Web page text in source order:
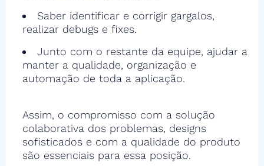
Saber identificar e corrigir gargalos,
realizar debugs e fixes.
Junto com o restante da equipe, ajudar a
manter a qualidade, organização e
automação de toda a aplicação.
Assim, o compromisso com a solução
colaborativa dos problemas, designs
sofisticados e com a qualidade do produto
são essenciais para essa posição.